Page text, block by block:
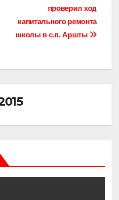
проверил ход
капитального ремонта
школы в с.п. Аршты